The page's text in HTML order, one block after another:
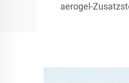
aerogel-